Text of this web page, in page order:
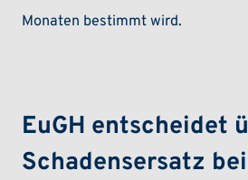
Monaten bestimmt wird.
EuGH entscheidet
Schadensersatz bei